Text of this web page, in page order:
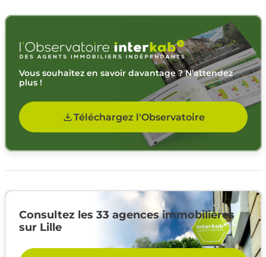
Vous souhaitez en savoir davantage ? N’attendez
plus !
Téléchargez l'Observatoire
Consultez les 33 agences immobilières
sur Lille